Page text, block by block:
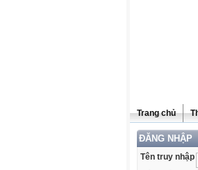
Trang chủ
ĐĂNG NHẬP
Tên truy nhập